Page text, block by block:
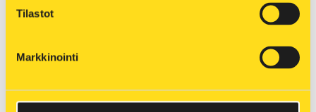
Tilastot
Markkinointi